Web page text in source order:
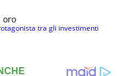
oro
tra gli investimenti